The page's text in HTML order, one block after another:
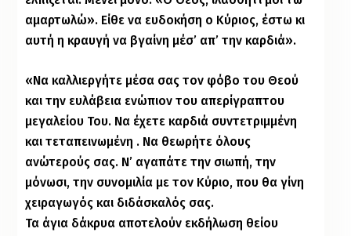
αμαρτωλώ». Είθε να ευδοκήση ο Κύριος, έστω κι
αυτή η κραυγή να βγαίνη μέσ’ απ’ την καρδιά».
«Να καλλιεργήτε μέσα σας τον φόβο του Θεού
και την ευλάβεια ενώπιον του απερίγραπτου
μεγαλείου Του. Να έχετε καρδιά συντετριμμένη
και τεταπεινωμένη . Να θεωρήτε όλους
ανώτερούς σας. Ν’ αγαπάτε την σιωπή, την
μόνωσι, την συνομιλία με τον Κύριο, που θα γίνη
χειραγωγός και διδάσκαλός σας.
Τα άγια δάκρυα αποτελούν εκδήλωση θείου